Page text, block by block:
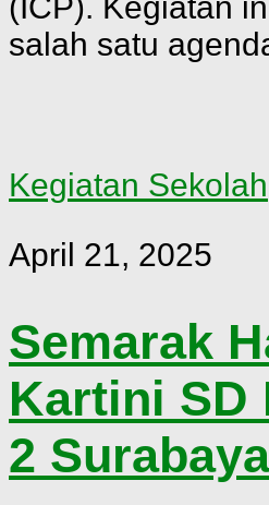
(ICP). Kegiatan
salah satu
Kegiatan Sekolah
April 21, 2025
Semarak
Kartini SD
2 Surabaya